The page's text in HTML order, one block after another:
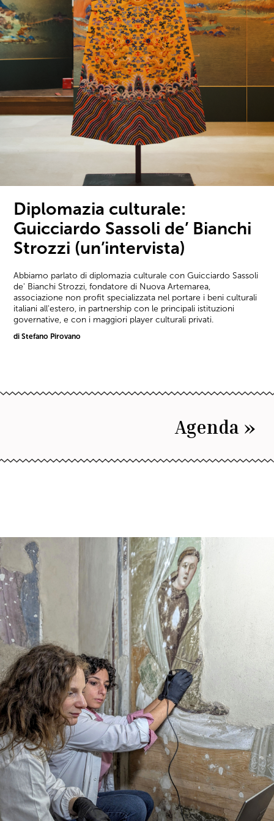
Diplomazia culturale:
Guicciardo Sassoli de’ Bianchi
Strozzi (un’intervista)
Abbiamo parlato di diplomazia culturale con Guicciardo Sassoli
de' Bianchi Strozzi, fondatore di Nuova Artemarea,
associazione non profit specializzata nel portare i beni culturali
italiani all'estero, in partnership con le principali istituzioni
governative, e con i maggiori player culturali privati.
di Stefano Pirovano
Agenda »